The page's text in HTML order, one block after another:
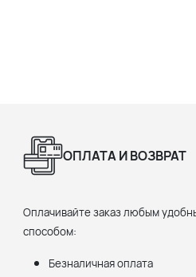
ОПЛАТА И ВОЗВРАТ
Оплачивайте заказ любым
способом:
Безналичная оплата